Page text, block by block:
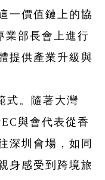
一價值鏈上的協
業部長會上進行
提供產業升級與
式。隨著大灣
與會代表從香
深圳會場，如同
身感受到跨境旅